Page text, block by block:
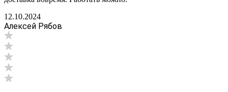
12.10.2024
Алексей Рябов